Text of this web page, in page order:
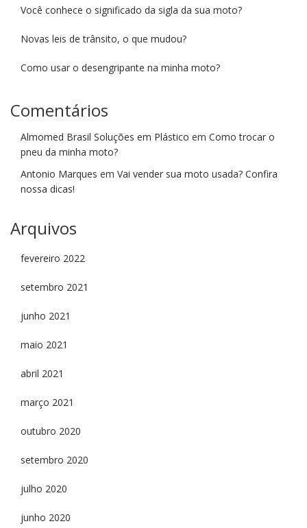
Você conhece o significado da sigla da sua moto?
Novas leis de trânsito, o que mudou?
Como usar o desengripante na minha moto?
Comentários
Almomed Brasil Soluções em Plástico em Como trocar o
pneu da minha moto?
Antonio Marques em Vai vender sua moto usada? Confira
nossa dicas!
Arquivos
fevereiro 2022
setembro 2021
junho 2021
maio 2021
abril 2021
março 2021
outubro 2020
setembro 2020
julho 2020
junho 2020